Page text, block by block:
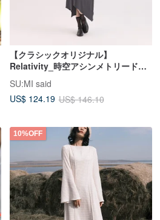
【クラシックオリジナル】
Relativity_時空アシンメトリードレ
SU:MI said
US$ 124.19 US$ 146.10
10%OFF